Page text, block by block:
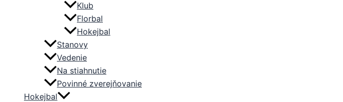
Klub
Florbal
Hokejbal
Stanovy
Vedenie
Na stiahnutie
Povinné zverejňovanie
Hokejbal